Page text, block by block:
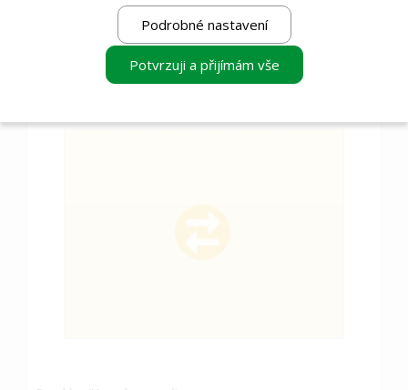
Filtrovat
Podrobné nastavení
Potvrzuji a přijímám vše